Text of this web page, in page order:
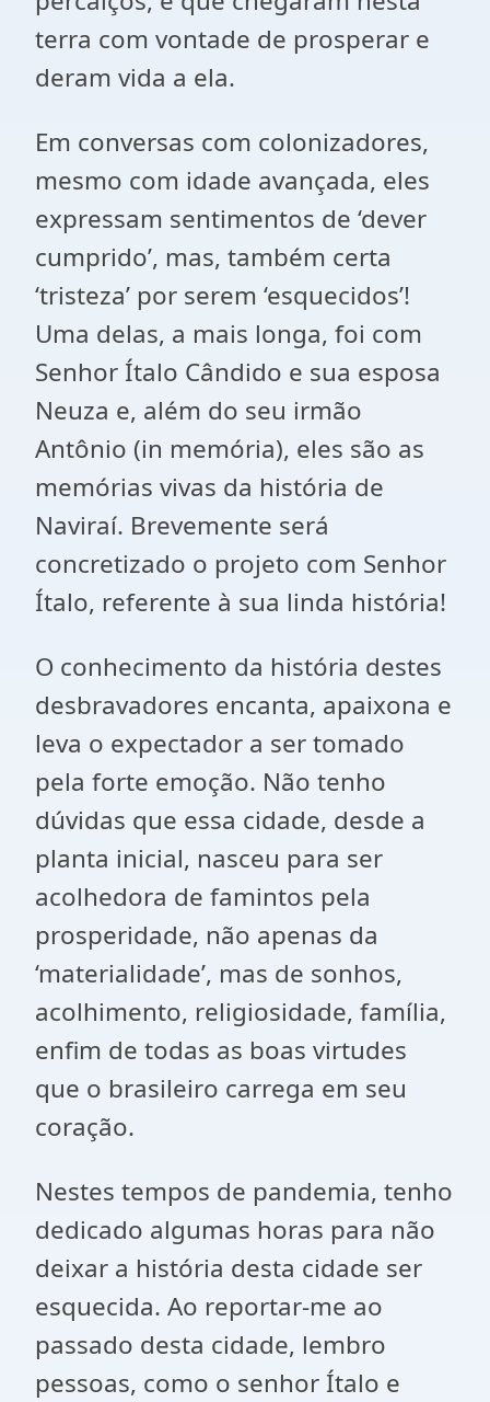
terra com vontade de prosperar e
deram vida a ela.
Em conversas com colonizadores,
mesmo com idade avançada, eles
expressam sentimentos de ‘dever
cumprido’, mas, também certa
‘tristeza’ por serem ‘esquecidos’!
Uma delas, a mais longa, foi com
Senhor Ítalo Cândido e sua esposa
Neuza e, além do seu irmão
Antônio (in memória), eles são as
memórias vivas da história de
Naviraí. Brevemente será
concretizado o projeto com Senhor
Ítalo, referente à sua linda história!
O conhecimento da história destes
desbravadores encanta, apaixona e
leva o expectador a ser tomado
pela forte emoção. Não tenho
dúvidas que essa cidade, desde a
planta inicial, nasceu para ser
acolhedora de famintos pela
prosperidade, não apenas da
‘materialidade’, mas de sonhos,
acolhimento, religiosidade, família,
enfim de todas as boas virtudes
que o brasileiro carrega em seu
coração.
Nestes tempos de pandemia, tenho
dedicado algumas horas para não
deixar a história desta cidade ser
esquecida. Ao reportar-me ao
passado desta cidade, lembro
pessoas, como o senhor Ítalo e